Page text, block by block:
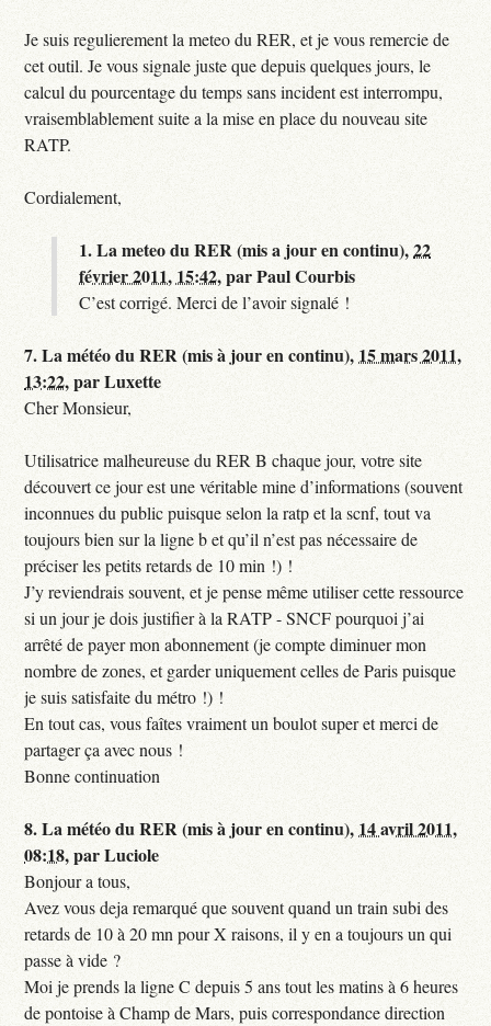
Je suis regulierement la meteo du RER, et je vous remercie de
cet outil. Je vous signale juste que depuis quelques jours, le
calcul du pourcentage du temps sans incident est interrompu,
vraisemblablement suite a la mise en place du nouveau site
RATP.
Cordialement,
1.La meteo du RER (mis a jour en continu),22
février 2011, 15:42,parPaul Courbis
C’est corrigé. Merci de l’avoir signalé !
7.La météo du RER (mis à jour en continu), 15 mars 2011,
13:22,parLuxette
Cher Monsieur,
Utilisatrice malheureuse du RER B chaque jour, votre site
découvert ce jour est une véritable mine d’informations (souvent
inconnues du public puisque selon la ratp et la scnf, tout va
toujours bien sur la ligne b et qu’il n’est pas nécessaire de
préciser les petits retards de 10 min !) !
J’y reviendrais souvent, et je pense même utiliser cette ressource
si un jour je dois justifier à la RATP - SNCF pourquoi j’ai
arrêté de payer mon abonnement (je compte diminuer mon
nombre de zones, et garder uniquement celles de Paris puisque
je suis satisfaite du métro !) !
En tout cas, vous faîtes vraiment un boulot super et merci de
partager ça avec nous !
Bonne continuation
8.La météo du RER (mis à jour en continu), 14 avril 2011,
08:18,parLuciole
Bonjour a tous,
Avez vous deja remarqué que souvent quand un train subi des
retards de 10 à 20 mn pour X raisons, il y en a toujours un qui
passe à vide ?
Moi je prends la ligne C depuis 5 ans tout les matins à 6 heures
de pontoise à Champ de Mars, puis correspondance direction